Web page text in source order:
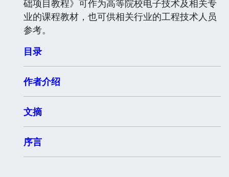
础项目教程》可作为高等院校电子技术及相关专
业的课程教材，也可供相关行业的工程技术人员
参考。
目录
作者介绍
文摘
序言